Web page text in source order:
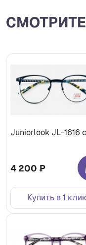
Juniorlook JL-1616
4 200 ₽
Купить в 1 клик